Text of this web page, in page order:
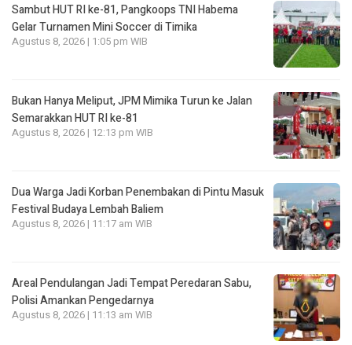
Sambut HUT RI ke-81, Pangkoops TNI Habema
Gelar Turnamen Mini Soccer di Timika
Agustus 8, 2026 | 1:05 pm WIB
Bukan Hanya Meliput, JPM Mimika Turun ke Jalan
Semarakkan HUT RI ke-81
Agustus 8, 2026 | 12:13 pm WIB
Dua Warga Jadi Korban Penembakan di Pintu Masuk
Festival Budaya Lembah Baliem
Agustus 8, 2026 | 11:17 am WIB
Areal Pendulangan Jadi Tempat Peredaran Sabu,
Polisi Amankan Pengedarnya
Agustus 8, 2026 | 11:13 am WIB